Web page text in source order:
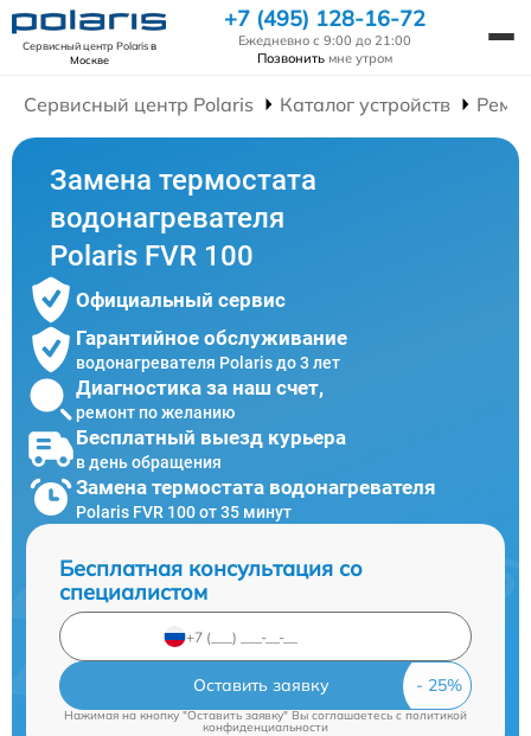
Сервисный центр Polarisв
Москве
+7 (495) 128-16-72
Ежедневно с 9:00 до 21:00
Позвонить мне утром
Сервисный центр Polaris Каталог устройств
Замена термостата
водонагревателя
Polaris FVR 100
Официальный сервис
Гарантийное обслуживание
водонагревателя Polaris до 3 лет
Диагностика за наш счет,
ремонт по желанию
Бесплатный выезд курьера
в день обращения
Замена термостата водонагревателя
Polaris FVR 100 от 35 минут
Бесплатная консультация со
специалистом
Оставить заявку
Нажимая на кнопку "Оставить заявку" Вы соглашаетесь cполитикой
конфиденциальности